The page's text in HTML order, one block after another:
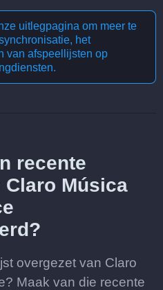
uitlegpagina om meer te
het
van afspeellijsten op
.
recente
Música
overgezet van Claro
Maak van die recente